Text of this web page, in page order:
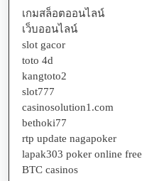
เกมสล็อตออนไลน์
เว็บออนไลน์
slot gacor
toto 4d
kangtoto2
slot777
casinosolution1.com
bethoki77
rtp update nagapoker
lapak303 poker online free
BTC casinos